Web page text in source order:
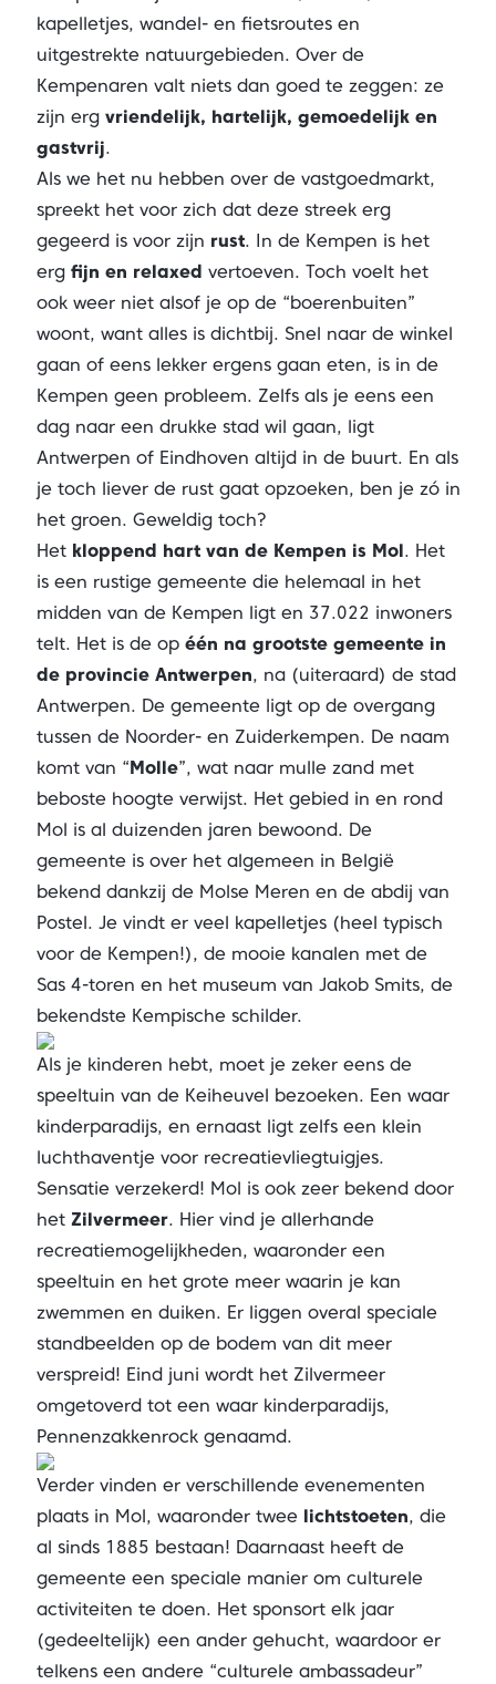
kapelletjes, wandel- en fietsroutes en
uitgestrekte natuurgebieden. Over de
Kempenaren valt niets dan goed te zeggen: ze
zijn erg vriendelijk, hartelijk, gemoedelijk en
gastvrij.
Als we het nu hebben over de vastgoedmarkt,
spreekt het voor zich dat deze streek erg
gegeerd is voor zijn rust. In de Kempen is het
erg fijn en relaxed vertoeven. Toch voelt het
ook weer niet alsof je op de “boerenbuiten”
woont, want alles is dichtbij. Snel naar de winkel
gaan of eens lekker ergens gaan eten, is in de
Kempen geen probleem. Zelfs als je eens een
dag naar een drukke stad wil gaan, ligt
Antwerpen of Eindhoven altijd in de buurt. En als
je toch liever de rust gaat opzoeken, ben je zó in
het groen. Geweldig toch?
Het kloppend hart van de Kempen is Mol. Het
is een rustige gemeente die helemaal in het
midden van de Kempen ligt en 37.022 inwoners
telt. Het is de op één na grootste gemeente in
de provincie Antwerpen, na (uiteraard) de stad
Antwerpen. De gemeente ligt op de overgang
tussen de Noorder- en Zuiderkempen. De naam
komt van “ Molle”, wat naar mulle zand met
beboste hoogte verwijst. Het gebied in en rond
Mol is al duizenden jaren bewoond. De
gemeente is over het algemeen in België
bekend dankzij de Molse Meren en de abdij van
Postel. Je vindt er veel kapelletjes (heel typisch
voor de Kempen!), de mooie kanalen met de
Sas 4-toren en het museum van Jakob Smits, de
bekendste Kempische schilder.
Als je kinderen hebt, moet je zeker eens de
speeltuin van de Keiheuvel bezoeken. Een waar
kinderparadijs, en ernaast ligt zelfs een klein
luchthaventje voor recreatievliegtuigjes.
Sensatie verzekerd! Mol is ook zeer bekend door
het Zilvermeer. Hier vind je allerhande
recreatiemogelijkheden, waaronder een
speeltuin en het grote meer waarin je kan
zwemmen en duiken. Er liggen overal speciale
standbeelden op de bodem van dit meer
verspreid! Eind juni wordt het Zilvermeer
omgetoverd tot een waar kinderparadijs,
Pennenzakkenrock genaamd.
Verder vinden er verschillende evenementen
plaats in Mol, waaronder twee lichtstoeten, die
al sinds 1885 bestaan! Daarnaast heeft de
gemeente een speciale manier om culturele
activiteiten te doen. Het sponsort elk jaar
(gedeeltelijk) een ander gehucht, waardoor er
telkens een andere “culturele ambassadeur”